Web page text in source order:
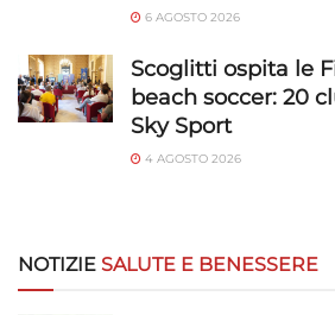
6 AGOSTO 2026
Scoglitti ospita le
beach soccer: 20
Sky Sport
4 AGOSTO 2026
NOTIZIE SALUTE E BENESSERE